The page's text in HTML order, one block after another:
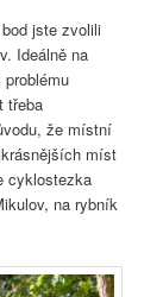
jste zvolili
Ideálně na
problému
třeba
že místní
míst
cyklostezka
na rybník